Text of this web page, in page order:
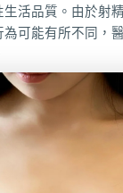
活品質。由於射
可能有所不同，